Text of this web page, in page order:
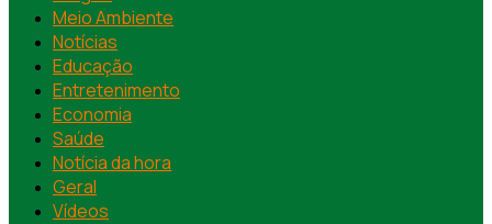
Meio Ambiente
Notícias
Educação
Entretenimento
Economia
Saúde
Notícia da hora
Geral
Vídeos